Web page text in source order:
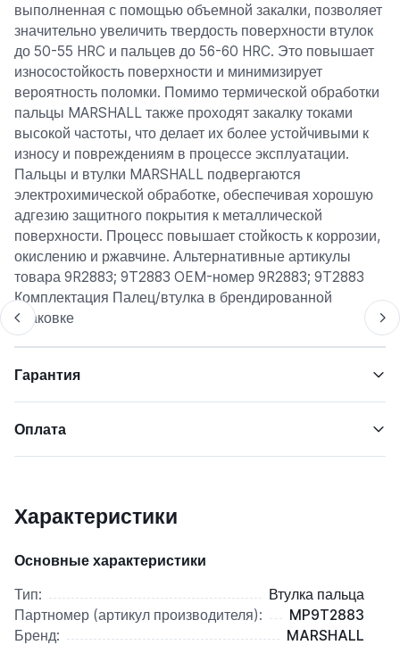
выполненная с помощью объемной закалки, позволяет
значительно увеличить твердость поверхности втулок
до 50-55 HRC и пальцев до 56-60 HRC. Это повышает
износостойкость поверхности и минимизирует
вероятность поломки. Помимо термической обработки
пальцы MARSHALL также проходят закалку токами
высокой частоты, что делает их более устойчивыми к
износу и повреждениям в процессе эксплуатации.
Пальцы и втулки MARSHALL подвергаются
электрохимической обработке, обеспечивая хорошую
адгезию защитного покрытия к металлической
поверхности. Процесс повышает стойкость к коррозии,
окислению и ржавчине. Альтернативные артикулы
товара 9R2883; 9T2883 OEM-номер 9R2883; 9T2883
Комплектация Палец/втулка в брендированной
упаковке
Гарантия
Оплата
Характеристики
Основные характеристики
Тип:
Втулка пальца
Партномер (артикул производителя):
MP9T2883
Бренд:
MARSHALL